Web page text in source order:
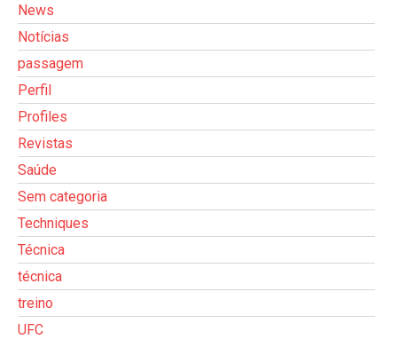
News
Notícias
passagem
Perfil
Profiles
Revistas
Saúde
Sem categoria
Techniques
Técnica
técnica
treino
UFC